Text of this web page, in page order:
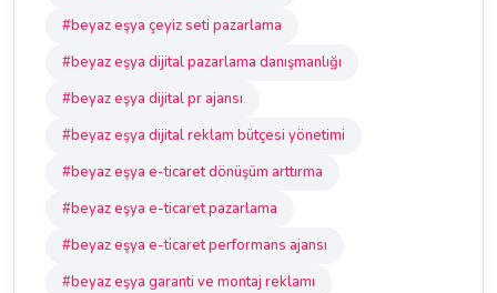
#beyaz eşya çeyiz seti pazarlama
#beyaz eşya dijital pazarlama danışmanlığı
#beyaz eşya dijital pr ajansı
#beyaz eşya dijital reklam bütçesi yönetimi
#beyaz eşya e-ticaret dönüşüm arttırma
#beyaz eşya e-ticaret pazarlama
#beyaz eşya e-ticaret performans ajansı
#beyaz eşya garanti ve montaj reklamı